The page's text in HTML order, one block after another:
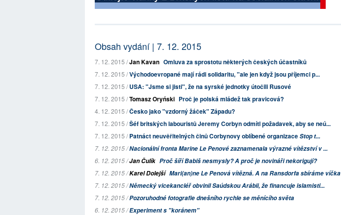
Obsah vydání | 7. 12. 2015
7. 12. 2015 /Jan Kavan Omluva za sprostotu některých českých účastníků
7. 12. 2015 /Východoevropané mají rádi solidaritu, "ale jen když jsou příjemci p...
7. 12. 2015 /USA: "Jsme si jisti", že na syrské jednotky útočili Rusové
7. 12. 2015 /Tomasz Oryński Proč je polská mládež tak pravicová?
4. 12. 2015 /Česko jako "vzdorný žáček" Západu?
7. 12. 2015 /Šéf britských labouristů Jeremy Corbyn odmítl požadavek, aby se neú...
7. 12. 2015 /Patnáct neuvěřitelných činů Corbynovy oblíbené organizaceStop t...
7. 12. 2015 /Nacionální fronta Marine Le Penové zaznamenala výrazné vítězství v ...
6. 12. 2015 /Jan Čulík Proč šíří Babiš nesmysly? A proč je novináři nekorigují?
7. 12. 2015 /Karel Dolejší Mari(an)ne Le Penová vítězná. A na Ransdorfa sbíráme víčka
7. 12. 2015 /Německý vicekancléř obvinil Saúdskou Arábii, že financuje islamisti...
7. 12. 2015 /Pozoruhodné fotografie dnešního rychle se měnícího světa
6. 12. 2015 /Experiment s "koránem"